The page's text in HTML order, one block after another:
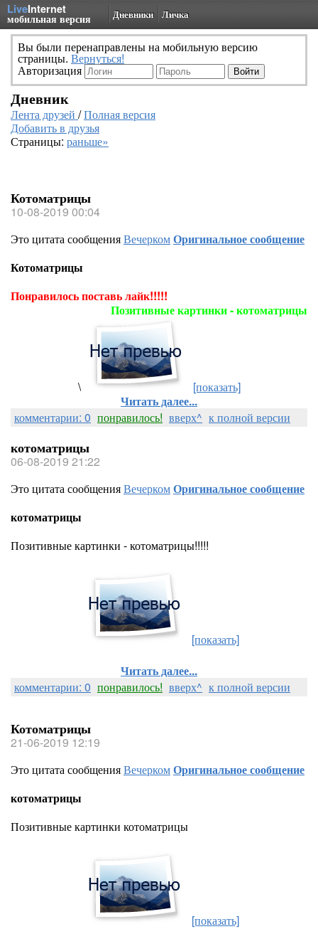
LiveInternet
мобильная версия Дневники Личка
Вы были перенаправлены на мобильную версию
страницы. Вернуться!
Авторизация
Дневник
Лента друзей /Полная версия
Добавить в друзья
Страницы: раньше»
Котоматрицы
10-08-2019 00:04
Это цитата сообщенияВечеркомОригинальное сообщение
Котоматрицы
Понравилось поставь лайк!!!!!
Позитивные картинки - котоматрицы
\
[показать]
Читать далее...
комментарии: 0 понравилось! вверх^ к полной версии
котоматрицы
06-08-2019 21:22
Это цитата сообщенияВечеркомОригинальное сообщение
котоматрицы
Позитивные картинки - котоматрицы!!!!!
[показать]
Читать далее...
комментарии: 0 понравилось! вверх^ к полной версии
Котоматрицы
21-06-2019 12:19
Это цитата сообщенияВечеркомОригинальное сообщение
котоматрицы
Позитивные картинки котоматрицы
[показать]